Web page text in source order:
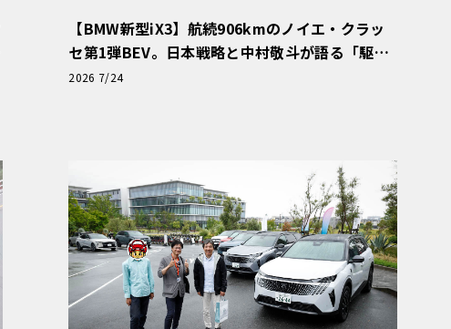
【BMW新型iX3】航続906kmのノイエ・クラッ
セ第1弾BEV。日本戦略と中村敬斗が語る「駆け
ぬける歓び」
2026 7/24